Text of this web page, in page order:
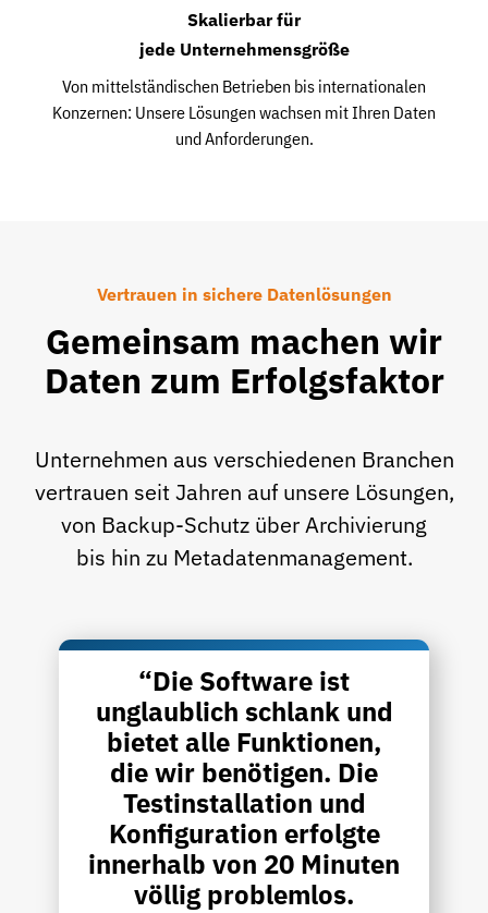
Skalierbar für
jede Unternehmensgröße
Von mittelständischen Betrieben bis internationalen
Konzernen: Unsere Lösungen wachsen mit Ihren Daten
und Anforderungen.
Vertrauen in sichere Datenlösungen
Gemeinsam machen wir
Daten zum Erfolgsfaktor
Unternehmen aus verschiedenen Branchen
vertrauen seit Jahren auf unsere Lösungen,
von Backup-Schutz über Archivierung
bis hin zu Metadatenmanagement.
“Die Software ist
unglaublich schlank und
bietet alle Funktionen,
die wir benötigen. Die
Testinstallation und
Konfiguration erfolgte
innerhalb von 20 Minuten
völlig problemlos.